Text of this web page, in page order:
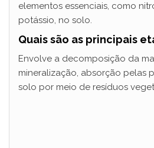
elementos essenciais, como
potássio, no solo.
Quais são as principais
Envolve a decomposição da
mineralização, absorção pelas
solo por meio de resíduos